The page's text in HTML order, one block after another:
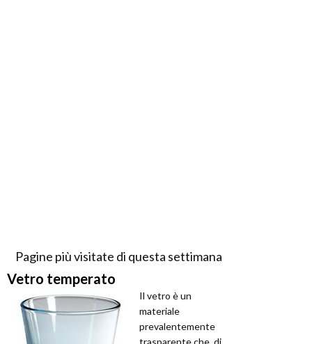
Pagine più visitate di questa settimana
Vetro temperato
Il vetro è un
materiale
prevalentemente